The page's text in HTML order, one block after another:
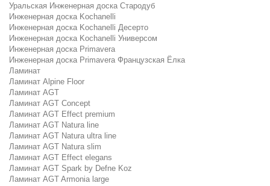
Уральская Инженерная доска Стародуб
Инженерная доска Kochanelli
Инженерная доска Kochanelli Десерто
Инженерная доска Kochanelli Универсом
Инженерная доска Primavera
Инженерная доска Primavera Французская Ёлка
Ламинат
Ламинат Alpine Floor
Ламинат AGT
Ламинат AGT Concept
Ламинат AGT Effect premium
Ламинат AGT Natura line
Ламинат AGT Natura ultra line
Ламинат AGT Natura slim
Ламинат AGT Effect elegans
Ламинат AGT Spark by Defne Koz
Ламинат AGT Armonia large